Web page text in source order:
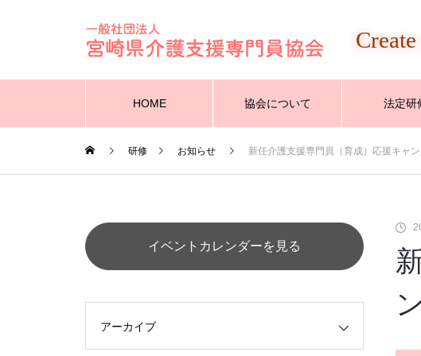
HOME 協会について 法定研
研修 お知らせ 新任介護支援専門員（育成）応援キャ
イベントカレンダーを見る
アーカイブ